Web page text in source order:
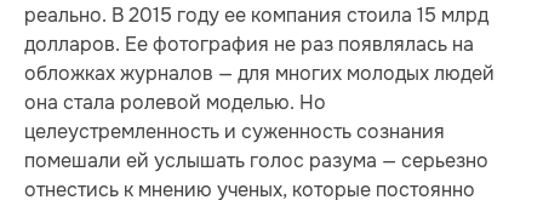
реально. В 2015 году ее компания стоила 15 млрд
долларов. Ее фотография не раз появлялась на
обложках журналов — для многих молодых людей
она стала ролевой моделью. Но
целеустремленность и суженность сознания
помешали ей услышать голос разума — серьезно
отнестись к мнению ученых, которые постоянно